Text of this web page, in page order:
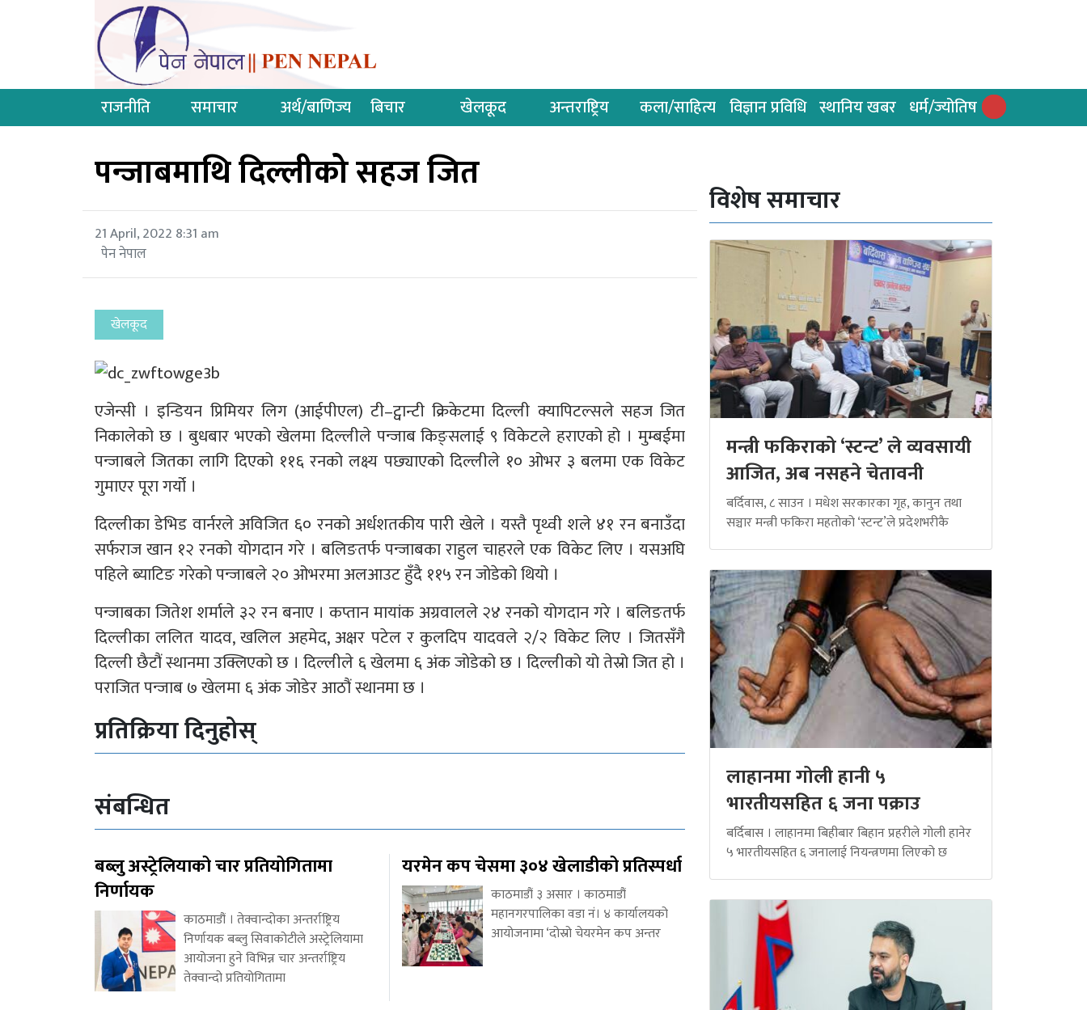
राजनीति समाचार अर्थ/बाणिज्य बिचार खेलकूद अन्तराष्ट्रिय कला/साहित्य विज्ञान प्रविधि स्थानिय खबर धर्म/ज्योतिष
पन्जाबमाथि दिल्लीको सहज जित
21 April, 2022 8:31 am
पेन नेपाल
खेलकूद
एजेन्सी । इन्डियन प्रिमियर लिग (आईपीएल) टी–ट्वान्टी क्रिकेटमा दिल्ली क्यापिटल्सले सहज जित
निकालेको छ । बुधबार भएको खेलमा दिल्लीले पन्जाब किङ्सलाई ९ विकेटले हराएको हो । मुम्बईमा
पन्जाबले जितका लागि दिएको ११६ रनको लक्ष्य पछ्याएको दिल्लीले १० ओभर ३ बलमा एक विकेट
गुमाएर पूरा गर्यो ।
दिल्लीका डेभिड वार्नरले अविजित ६० रनको अर्धशतकीय पारी खेले । यस्तै पृथ्वी शले ४१ रन बनाउँदा
सर्फराज खान १२ रनको योगदान गरे ।​ बलिङतर्फ पन्जाबका राहुल चाहरले एक विकेट लिए । यसअघि
पहिले ब्याटिङ गरेको पन्जाबले २० ओभरमा अलआउट हुँदै ११५ रन जोडेको थियो ।
पन्जाबका जितेश शर्माले ३२ रन बनाए । कप्तान मायांक अग्रवालले २४ रनको योगदान गरे । बलिङतर्फ
दिल्लीका ललित यादव, खलिल अहमेद, अक्षर पटेल र कुलदिप यादवले २/२ विकेट लिए । जितसँगै
दिल्ली छैटौं स्थानमा उक्लिएको छ । दिल्लीले ६ खेलमा ६ अंक जोडेको छ । दिल्लीको यो तेस्रो जित हो ।
पराजित पन्जाब ७ खेलमा ६ अंक जोडेर आठौं स्थानमा छ ।
प्रतिक्रिया दिनुहोस्
संबन्धित
बब्लु अस्ट्रेलियाको चार प्रतियोगितामा
निर्णायक
काठमाडौं । तेक्वान्दोका अन्तर्राष्ट्रिय
निर्णायक बब्लु सिवाकोटीले अस्ट्रेलियामा
आयोजना हुने विभिन्न चार अन्तर्राष्ट्रिय
तेक्वान्दो प्रतियोगितामा
यरमेन कप चेसमा ३०४ खेलाडीको प्रतिस्पर्धा
काठमाडौं ३ असार । काठमाडौं
महानगरपालिका वडा नं। ४ कार्यालयको
आयोजनामा ‘दोस्रो चेयरमेन कप अन्तर
विशेष समाचार
मन्त्री फकिराको ‘स्टन्ट’ ले व्यवसायी
आजित, अब नसहने चेतावनी
बर्दिवास, ८ साउन । मधेश सरकारका गृह, कानुन तथा
सञ्चार मन्त्री फकिरा महतोको ‘स्टन्ट’ले प्रदेशभरीकै
लाहानमा गोली हानी ५
भारतीयसहित ६ जना पक्राउ
बर्दिबास । लाहानमा बिहीबार बिहान प्रहरीले गोली हानेर
५ भारतीयसहित ६ जनालाई नियन्त्रणमा लिएको छ